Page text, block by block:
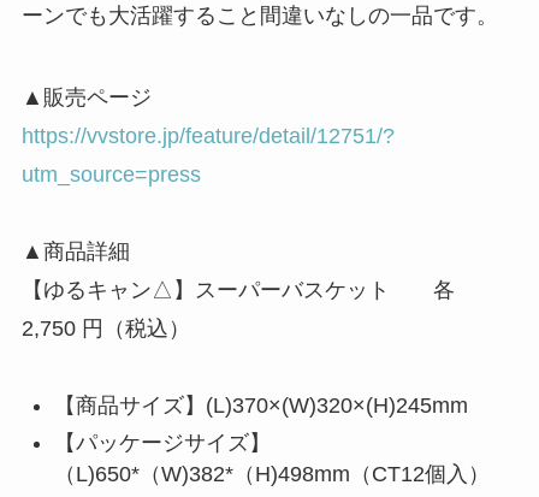
ーンでも大活躍すること間違いなしの一品です。
▲販売ページ
https://vvstore.jp/feature/detail/12751/?
utm_source=press
▲商品詳細
【ゆるキャン△】スーパーバスケット 各
2,750 円（税込）
【商品サイズ】(L)370×(W)320×(H)245mm
【パッケージサイズ】
（L)650*（W)382*（H)498mm（CT12個入）